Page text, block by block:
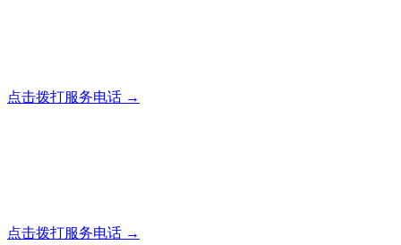
点击拨打服务电话 →
点击拨打服务电话 →